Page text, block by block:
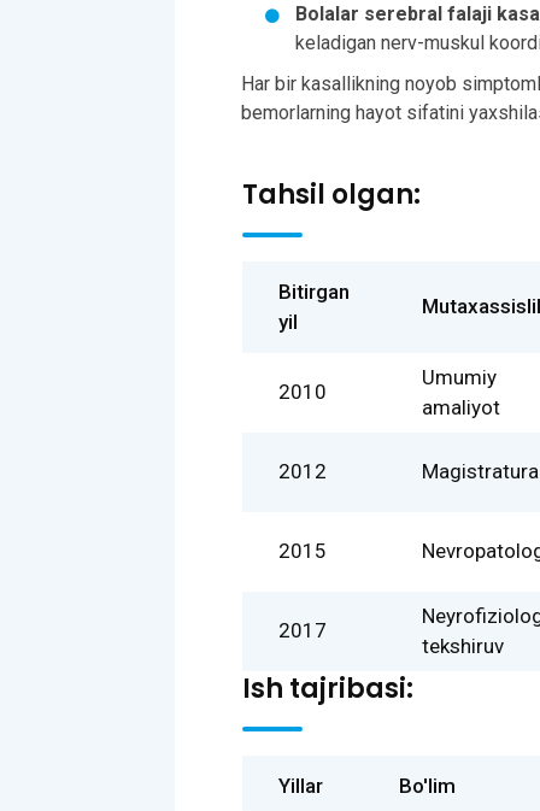
Bolalar serebral falaji
keladigan nerv-muskul
Har bir kasallikning noyob
bemorlarning hayot sifatini
Tahsil olgan:
Bitirgan
yil
2010
Umumiy
amaliyot
2012 Magistratura
2015
2017
tekshiruv
Ish tajribasi:
Yillar Bo'lim